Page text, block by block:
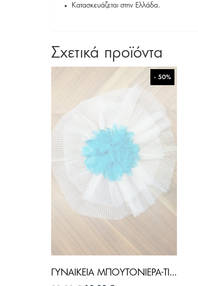
Κατασκευάζεται στην Ελλάδα.
Σχετικά προϊόντα
- 50%
ΓΥΝΑΙΚΕΊΑ ΜΠΟΥΤΟΝΙΈΡΑ-ΤΙΡΚΟΥΑΖ